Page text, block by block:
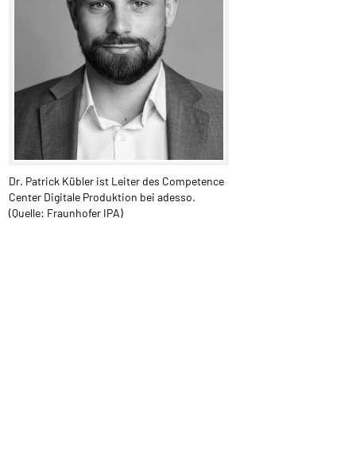
Dr. Patrick Kübler ist Leiter des Competence
Center Digitale Produktion bei adesso.
(Quelle: Fraunhofer IPA)